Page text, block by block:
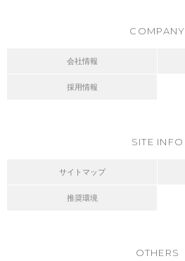
COMPANY
会社情報
採用情報
SITE INFO
サイトマップ
推奨環境
OTHERS